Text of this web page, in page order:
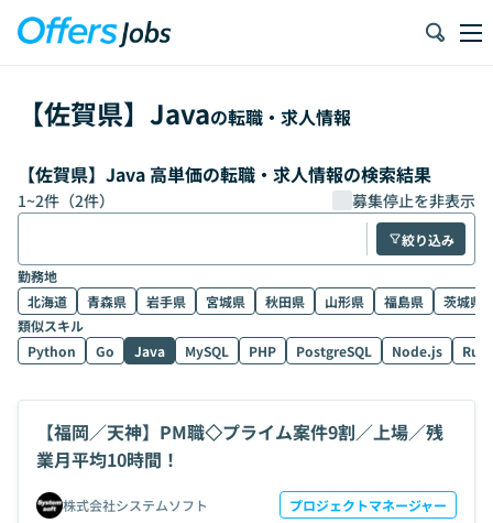
【佐賀県】 Javaの転職・求人情報
【佐賀県】Java 高単価の転職・求人情報の検索結果
1~2件（2件） 募集停止を非表示
絞り込み
勤務地
北海道
青森県 岩手県 宮城県 秋田県 山形県 福島県
茨城県
類似スキル
Python
Go Java MySQL PHP PostgreSQL Node.js
【福岡／天神】PM職◇プライム案件9割／上場／残
業月平均10時間！
株式会社システムソフト プロジェクトマネージャー